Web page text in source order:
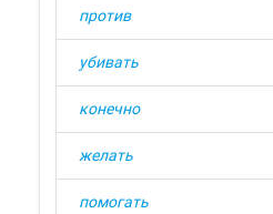
против
убивать
конечно
желать
помогать